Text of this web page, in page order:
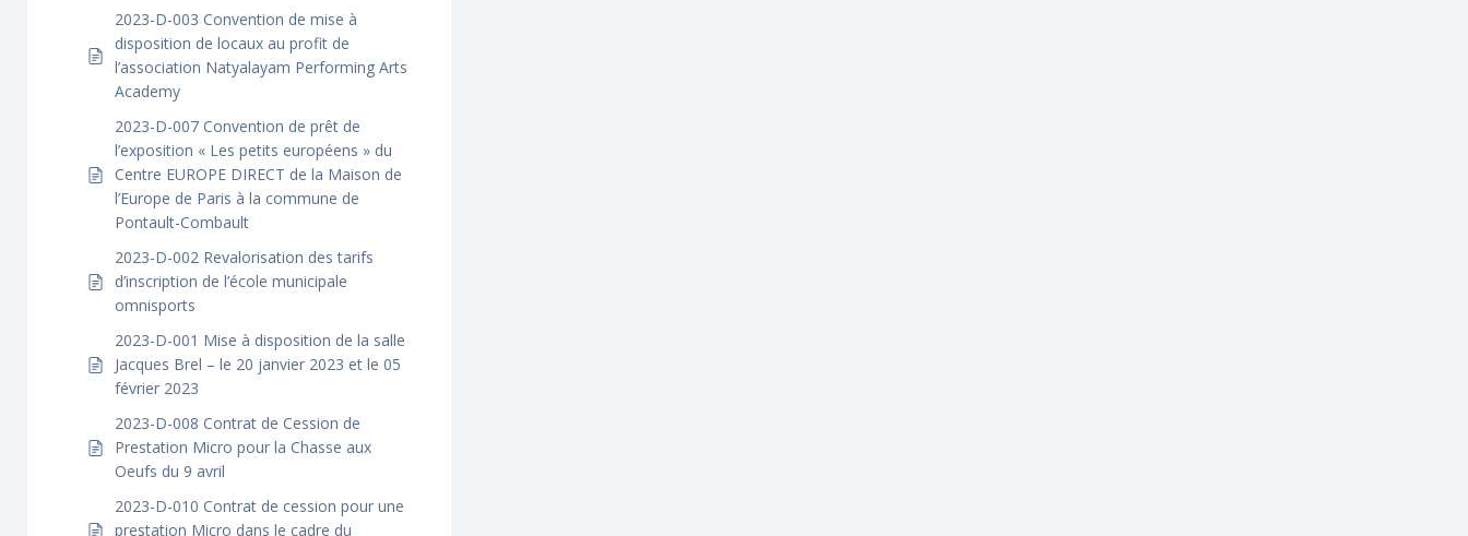
2023-D-003 Convention de mise à
disposition de locaux au profit de
l’association Natyalayam Performing Arts
Academy
2023-D-007 Convention de prêt de
l’exposition « Les petits européens » du
Centre EUROPE DIRECT de la Maison de
l’Europe de Paris à la commune de
Pontault-Combault
2023-D-002 Revalorisation des tarifs
d’inscription de l’école municipale
omnisports
2023-D-001 Mise à disposition de la salle
Jacques Brel – le 20 janvier 2023 et le 05
février 2023
2023-D-008 Contrat de Cession de
Prestation Micro pour la Chasse aux
Oeufs du 9 avril
2023-D-010 Contrat de cession pour une
prestation Micro dans le cadre du